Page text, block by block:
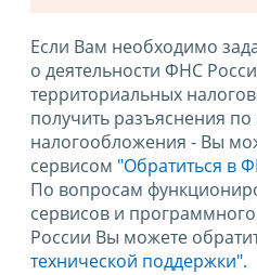
Если Вам необходимо
о деятельности ФНС
территориальных
получить разъяснения
налогообложения - Вы
сервисом "Обратиться в
По вопросам
сервисов и
России Вы можете
технической поддержки".